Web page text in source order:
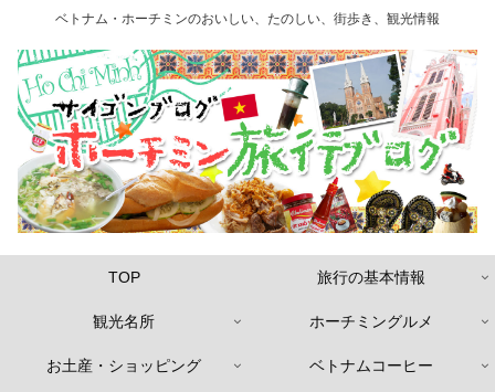
ベトナム・ホーチミンのおいしい、たのしい、街歩き、観光情報
TOP 旅行の基本情報
観光名所 ホーチミングルメ
お土産・ショッピング ベトナムコーヒー